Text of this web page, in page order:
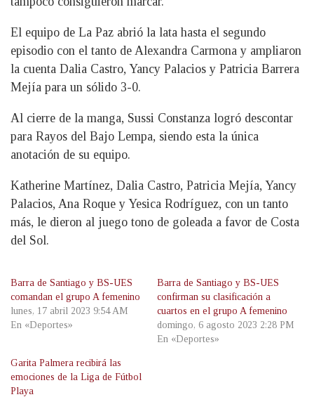
El equipo de La Paz abrió la lata hasta el segundo
episodio con el tanto de Alexandra Carmona y ampliaron
la cuenta Dalia Castro, Yancy Palacios y Patricia Barrera
Mejía para un sólido 3-0.
Al cierre de la manga, Sussi Constanza logró descontar
para Rayos del Bajo Lempa, siendo esta la única
anotación de su equipo.
Katherine Martínez, Dalia Castro, Patricia Mejía, Yancy
Palacios, Ana Roque y Yesica Rodríguez, con un tanto
más, le dieron al juego tono de goleada a favor de Costa
del Sol.
Barra de Santiago y BS-UES
comandan el grupo A femenino
lunes, 17 abril 2023 9:54 AM
En «Deportes»
Barra de Santiago y BS-UES
confirman su clasificación a
cuartos en el grupo A femenino
domingo, 6 agosto 2023 2:28 PM
En «Deportes»
Garita Palmera recibirá las
emociones de la Liga de Fútbol
Playa